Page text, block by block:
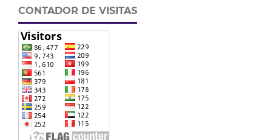
CONTADOR DE VISITAS